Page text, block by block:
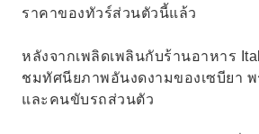
ราคาของทัวร์ส่วนตัวนี้แล้ว
หลังจากเพลิดเพลินกับร้านอาหาร
ชมทัศนียภาพอันงดงามของเซบียา พ
และคนขับรถส่วนตัว